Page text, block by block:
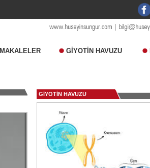
MAKALELER GİYOTİN HAVUZU
GİYOTİN HAVUZU